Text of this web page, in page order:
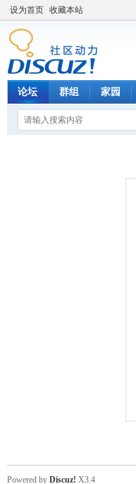
设为首页 收藏本站
论坛 群组 家园
Powered by Discuz! X3.4